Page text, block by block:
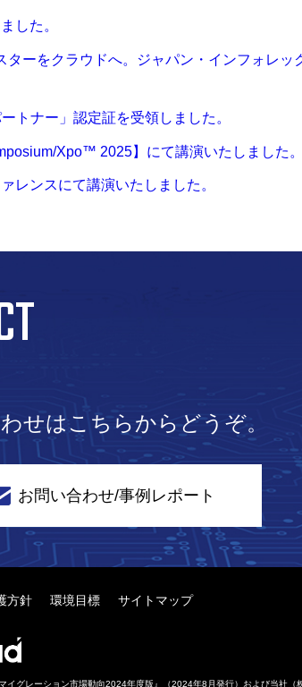
した。
ターをクラウドへ。ジャパン・インフォレッ
トナー」認定証を受領しました。
Xpo™ 2025】にて講演いたしました。
ンスにて講演いたしました。
せはこちらからどうぞ。
お問い合わせ/事例レポート
方針 環境目標 サイトマップ
グレーション市場動向2024年度版』（2024年8月発行）および当社（